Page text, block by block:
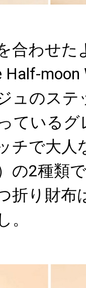
合わせた
ュのス
ているグ
チで大人
の2種類
折り財布
。